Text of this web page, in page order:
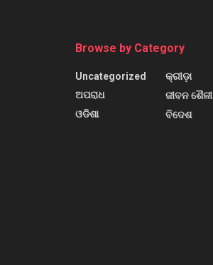
Browse by Category
Uncategorized
ଅପରାଧ
ଓଡିଶା
କ୍ରୀଡ଼ା
ଜୀବନ ଶୈଳୀ
ବିଦେଶ